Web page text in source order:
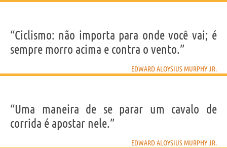
“Ciclismo: não importa para onde você vai; é
sempre morro acima e contra o vento.”
EDWARD ALOYSIUS MURPHY JR.
“Uma maneira de se parar um cavalo de
corrida é apostar nele.”
EDWARD ALOYSIUS MURPHY JR.